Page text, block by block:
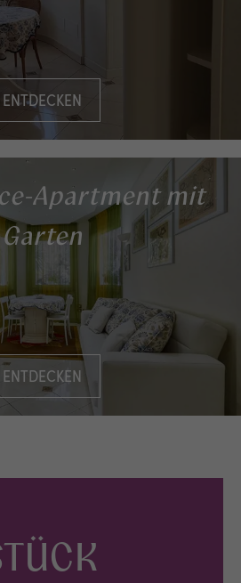
ENTDECKEN
Apartment mit
Garten
ENTDECKEN